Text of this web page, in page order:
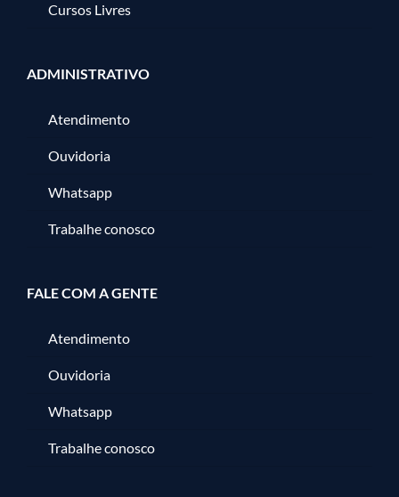
Cursos Livres
ADMINISTRATIVO
Atendimento
Ouvidoria
Whatsapp
Trabalhe conosco
FALE COM A GENTE
Atendimento
Ouvidoria
Whatsapp
Trabalhe conosco